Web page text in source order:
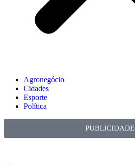
Agronegócio
Cidades
Esporte
Política
PUBLICIDADE